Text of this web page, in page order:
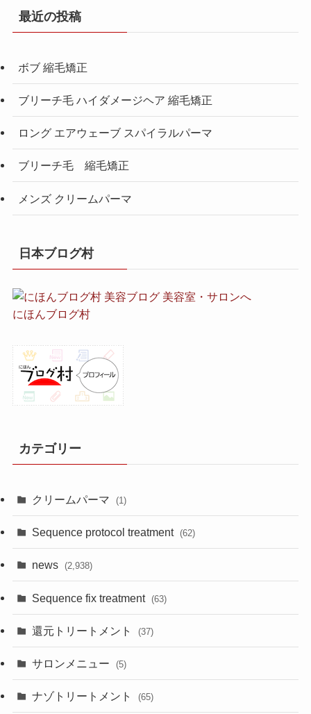
最近の投稿
ボブ 縮毛矯正
ブリーチ毛 ハイダメージヘア 縮毛矯正
ロング エアウェーブ スパイラルパーマ
ブリーチ毛 縮毛矯正
メンズ クリームパーマ
日本ブログ村
にほんブログ村
カテゴリー
クリームパーマ (1)
Sequence protocol treatment (62)
news (2,938)
Sequence fix treatment (63)
還元トリートメント (37)
サロンメニュー (5)
ナゾトリートメント (65)